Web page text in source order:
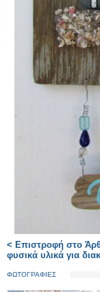
< Επιστροφή στο
φυσικά υλικά για
ΦΩΤΟΓΡΑΦΙΕΣ